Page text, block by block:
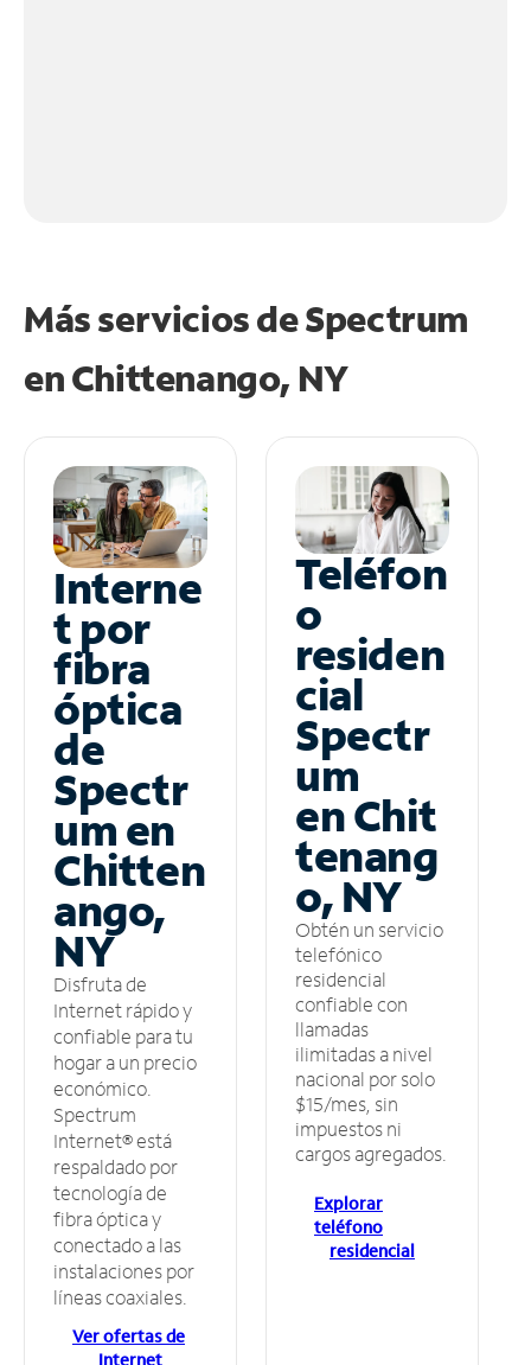
Más servicios de Spectrum
enChittenango, NY
Interne
t por
fibra
óptica
de
Spectr
um en
Chitten
ango,
NY
Disfruta de
Internet rápido y
confiable para tu
hogar a un precio
económico.
Spectrum
Internet® está
respaldado por
tecnología de
fibra óptica y
conectado a las
instalaciones por
líneas coaxiales.
Ver ofertas de
Internet
Teléfon
o
residen
cial
Spectr
um
en Chit
tenang
o, NY
Obtén un servicio
telefónico
residencial
confiable con
llamadas
ilimitadas a nivel
nacional por solo
$15/mes, sin
impuestos ni
cargos agregados.
Explorar
teléfono
residencial